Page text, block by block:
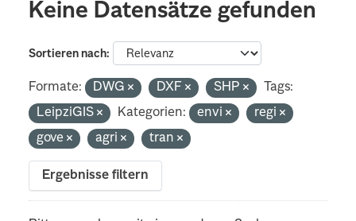
Keine Datensätze gefunden
Sortieren nach
Formate: DWG DXF SHP
Tags:
LeipziGIS
Kategorien: envi
regi
gove
agri tran
Ergebnisse filtern